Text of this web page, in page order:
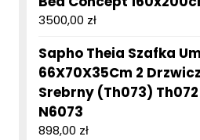
3500,00 zł
Sapho Theia Szafka
66X70X35Cm 2
Srebrny (Th073) Th072
N6073
898,00 zł